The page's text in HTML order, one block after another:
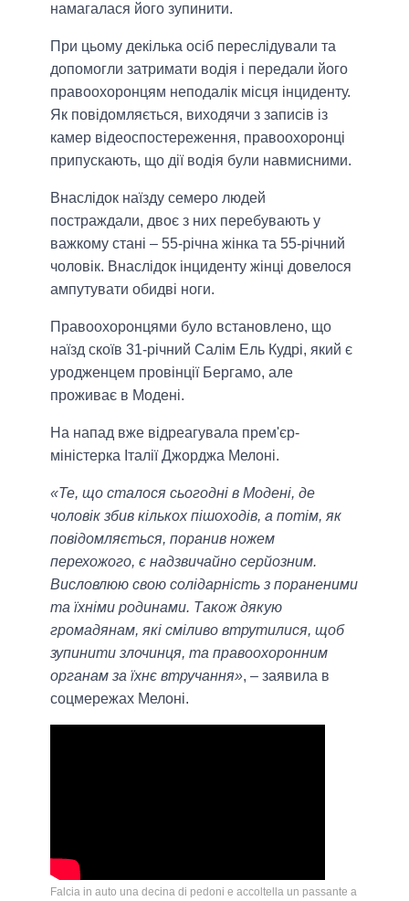
намагалася його зупинити.
При цьому декілька осіб переслідували та
допомогли затримати водія і передали його
правоохоронцям неподалік місця інциденту.
Як повідомляється, виходячи з записів із
камер відеоспостереження, правоохоронці
припускають, що дії водія були навмисними.
Внаслідок наїзду семеро людей
постраждали, двоє з них перебувають у
важкому стані – 55-річна жінка та 55-річний
чоловік. Внаслідок інциденту жінці довелося
ампутувати обидві ноги.
Правоохоронцями було встановлено, що
наїзд скоїв 31-річний Салім Ель Кудрі, який є
уродженцем провінції Бергамо, але
проживає в Модені.
На напад вже відреагувала прем'єр-
міністерка Італії Джорджа Мелоні.
«Те, що сталося сьогодні в Модені, де
чоловік збив кількох пішоходів, а потім, як
повідомляється, поранив ножем
перехожого, є надзвичайно серйозним.
Висловлюю свою солідарність з пораненими
та їхніми родинами. Також дякую
громадянам, які сміливо втрутилися, щоб
зупинити злочинця, та правоохоронним
органам за їхнє втручання», – заявила в
соцмережах Мелоні.
Falcia in auto una decina di pedoni e accoltella un passante a